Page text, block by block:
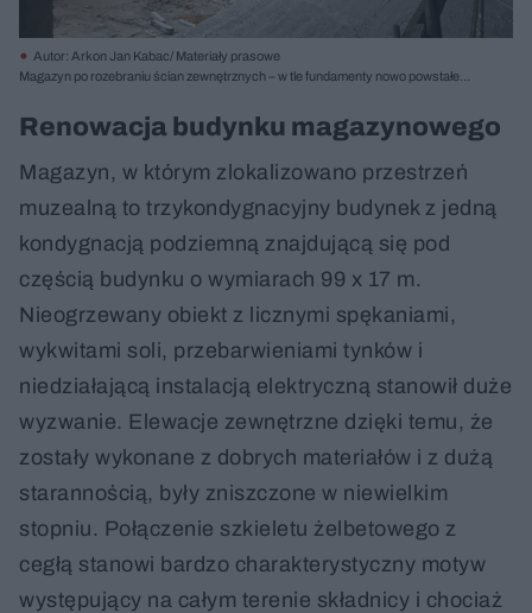
Autor: Arkon Jan Kabac/ Materiały prasowe
Magazyn po rozebraniu ścian zewnętrznych – w tle fundamenty nowo powstałego
Renowacja budynku magazynowego
Magazyn, w którym zlokalizowano przestrzeń
muzealną to trzykondygnacyjny budynek z jedną
kondygnacją podziemną znajdującą się pod
częścią budynku o wymiarach 99 x 17 m.
Nieogrzewany obiekt z licznymi spękaniami,
wykwitami soli, przebarwieniami tynków i
niedziałającą instalacją elektryczną stanowił duże
wyzwanie. Elewacje zewnętrzne dzięki temu, że
zostały wykonane z dobrych materiałów i z dużą
starannością, były zniszczone w niewielkim
stopniu. Połączenie szkieletu żelbetowego z
cegłą stanowi bardzo charakterystyczny motyw
występujący na całym terenie składnicy i chociaż